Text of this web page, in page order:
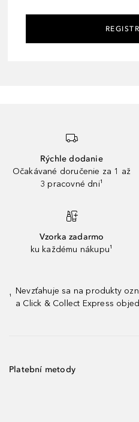
Rýchle dodanie
Očakávané doručenie za 1 až
3 pracovné dni¹
Vzorka zadarmo
ku každému nákupu¹
¹
Nevzťahuje sa na produkty
a Click & Collect Express
Platební metody